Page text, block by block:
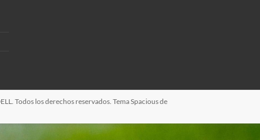
. Todos los derechos reservados. TemaSpaciousde